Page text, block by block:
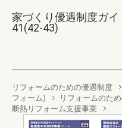
家づくり優遇制度ガ
41(42-43)
リフォームのための優遇制度
フォーム)
リフォームのた
断熱リフォーム支援事業